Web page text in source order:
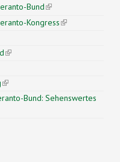
Bund(link is
external)
Kongress(link is
external)
(link is external)
external)
(link is external)
Bund: Sehenswertes